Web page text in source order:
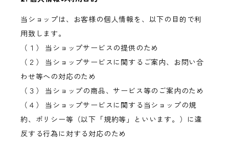
当ショップは、お客様の個人情報を、以下の目的で利
用致します。
（１） 当ショップサービスの提供のため
（２） 当ショップサービスに関するご案内、お問い合
わせ等への対応のため
（３） 当ショップの商品、サービス等のご案内のため
（４） 当ショップサービスに関する当ショップの規
約、ポリシー等（以下「規約等」といいます。）に違
反する行為に対する対応のため